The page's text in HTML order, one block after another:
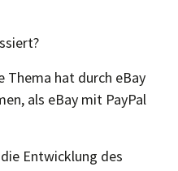
Thema hat durch eBay
als eBay mit PayPal
Entwicklung des